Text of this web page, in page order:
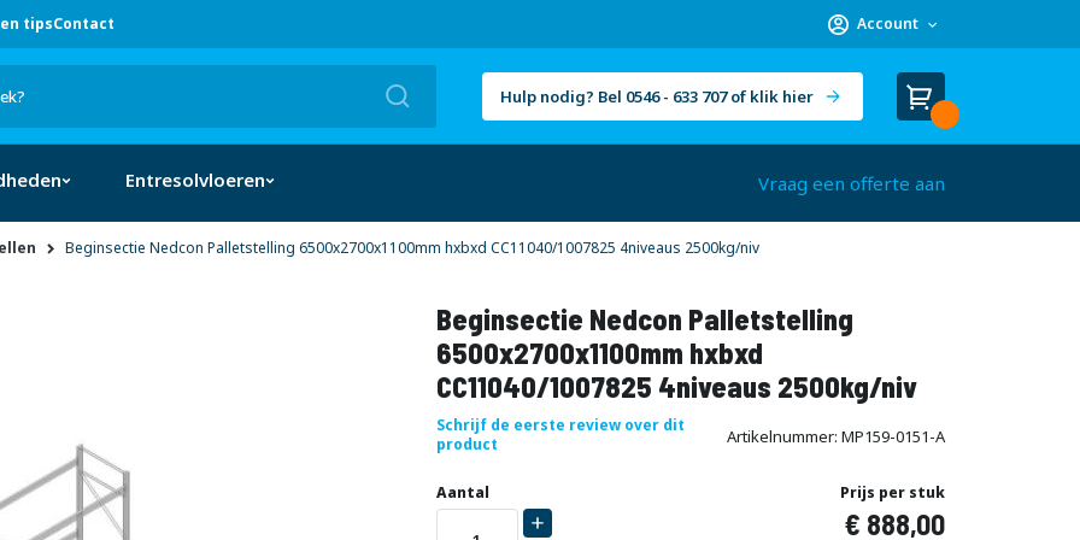
tipsContact Account
Hulp nodig? Bel 0546 - 633 707 of klik hier
Winkelwagen
Cart
Entresolvloeren Vraag een offerte aan
Beginsectie Nedcon Palletstelling 6500x2700x1100mm hxbxd CC11040/1007825 4niveaus 2500kg/niv
Beginsectie Nedcon Palletstelling
6500x2700x1100mm hxbxd
CC11040/1007825 4niveaus 2500kg/niv
Schrijf de eerste review over dit
product
Artikelnummer MP159-0151-A
Uw
aanpassing
DIRECT
LEVERBAAR
Aantal Prijs per stuk
888,00